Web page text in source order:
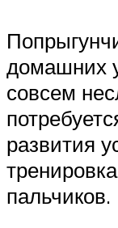
домашних
совсем
развития
пальчиков.